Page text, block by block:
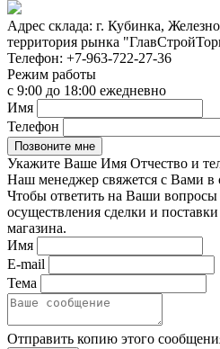
Адрес склада: г. Кубинка,
территория рынка
Телефон: +7-963-722-27-36
Режим работы
с 9:00 до 18:00 ежедневно
Имя
Телефон
Укажите Ваше Имя Отчество и
Наш менеджер свяжется с Вами в
Чтобы ответить на Ваши вопросы
осуществления сделки и
магазина.
Имя
E-mail
Тема
Отправить копию этого